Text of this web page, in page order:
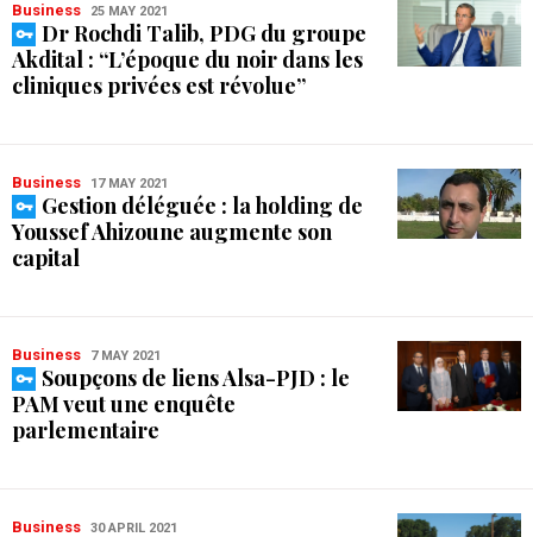
Business 25 MAY 2021
Dr Rochdi Talib, PDG du groupe
Akdital : “L’époque du noir dans les
cliniques privées est révolue”
Business 17 MAY 2021
Gestion déléguée : la holding de
Youssef Ahizoune augmente son
capital
Business 7 MAY 2021
Soupçons de liens Alsa-PJD : le
PAM veut une enquête
parlementaire
Business 30 APRIL 2021